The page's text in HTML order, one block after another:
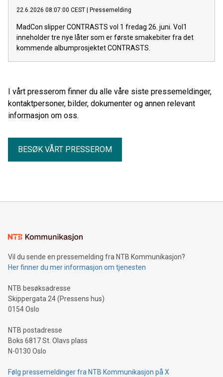
22.6.2026 08:07:00 CEST Pressemelding
MadCon slipper CONTRASTS vol 1 fredag 26. juni. Vol1
inneholder tre nye låter som er første smakebiter fra det
kommende albumprosjektet CONTRASTS.
I vårt presserom finner du alle våre siste pressemeldinger,
kontaktpersoner, bilder, dokumenter og annen relevant
informasjon om oss.
BESØK VÅRT PRESSEROM
Vil du sende en pressemelding fra NTB Kommunikasjon?
Her finner du mer informasjon om tjenesten
NTB besøksadresse
Skippergata 24 (Pressens hus)
0154 Oslo
NTB postadresse
Boks 6817 St. Olavs plass
N-0130 Oslo
Følg pressemeldinger fra NTB Kommunikasjon på X